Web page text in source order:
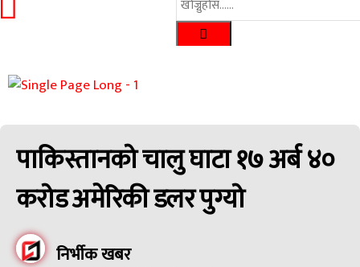
पाकिस्तानको चालु घाटा १७ अर्ब ४०
करोड अमेरिकी डलर पुग्यो
निर्भीक खबर